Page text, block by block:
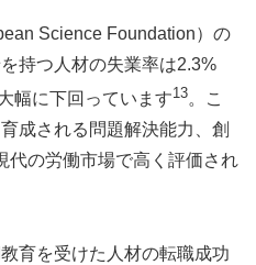
Science Foundation）の
持つ人材の失業率は2.3%
幅に下回っています13。こ
成される問題解決能力、創
代の労働市場で高く評価され
育を受けた人材の転職成功